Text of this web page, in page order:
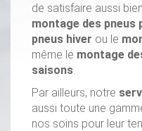
de satisfaire aussi
montage des pneus
pneus hiver ou le
même le montage
saisons.
Par ailleurs, notre
aussi toute une
nos soins pour leur